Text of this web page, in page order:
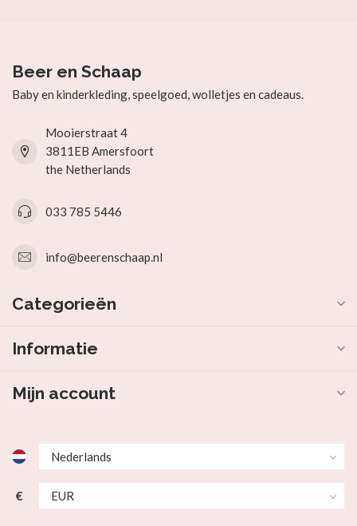
Beer en Schaap
Baby en kinderkleding, speelgoed, wolletjes en cadeaus.
Mooierstraat 4
3811EB Amersfoort
the Netherlands
033 785 5446
info@beerenschaap.nl
Categorieën
Informatie
Mijn account
€